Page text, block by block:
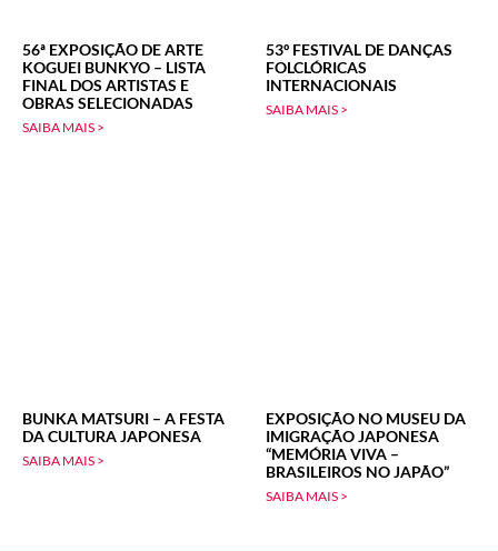
56ª EXPOSIÇÃO DE ARTE
KOGUEI BUNKYO – LISTA
FINAL DOS ARTISTAS E
OBRAS SELECIONADAS
SAIBA MAIS >
53º FESTIVAL DE DANÇAS
FOLCLÓRICAS
INTERNACIONAIS
SAIBA MAIS >
BUNKA MATSURI – A FESTA
DA CULTURA JAPONESA
SAIBA MAIS >
EXPOSIÇÃO NO MUSEU DA
IMIGRAÇÃO JAPONESA
“MEMÓRIA VIVA –
BRASILEIROS NO JAPÃO”
SAIBA MAIS >